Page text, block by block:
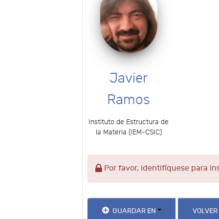
Javier
Ramos
Instituto de Estructura de
la Materia (IEM-CSIC)
Por favor, identifíquese para
GUARDAR EN VOLVER